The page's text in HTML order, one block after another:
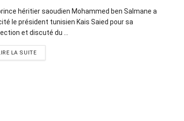
héritier saoudien Mohammed ben Salmane a
le président tunisien Kais Saied pour sa
et discuté du ...
LA SUITE